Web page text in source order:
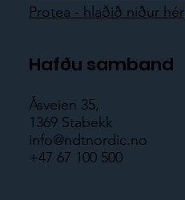
Protea - hlaðið niður hér
Hafðu samband
Åsveien 35,
1369 Stabekk
info@ndtnordic.no
+47 67 100 500